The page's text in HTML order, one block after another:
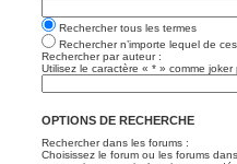
Rechercher tous les termes
Rechercher n’importe lequel de
Rechercher par auteur :
Utilisez le caractère « * » comme
OPTIONS DE RECHERCHE
Rechercher dans les forums :
Choisissez le forum ou les forums